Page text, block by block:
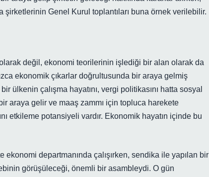
Genel Kurul toplantıları buna örnek verilebilir.
değil, ekonomi teorilerinin işlediği bir alan olarak da
ekonomik çıkarlar doğrultusunda bir araya gelmiş
ülkenin çalışma hayatını, vergi politikasını hatta sosyal
araya gelir ve maaş zammı için topluca harekete
etkileme potansiyeli vardır. Ekonomik hayatın içinde bu
departmanında çalışırken, sendika ile yapılan bir
görüşüleceği, önemli bir asambleydi. O gün